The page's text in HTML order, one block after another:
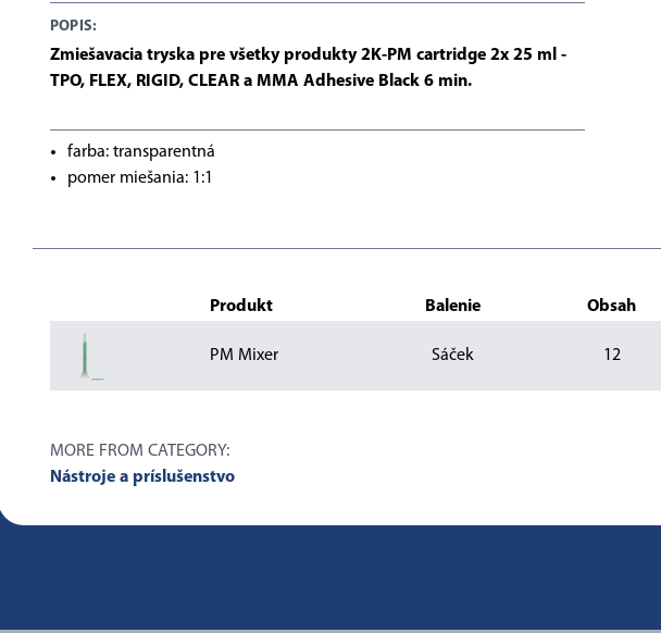
POPIS:
Zmiešavacia tryska pre všetky produkty 2K-PM cartridge 2x 25 ml -
TPO, FLEX, RIGID, CLEAR a MMA Adhesive Black 6 min.
farba: transparentná
pomer miešania: 1:1
Produkt Balenie Obsah
PM Mixer Sáček 12
MORE FROM CATEGORY:
Nástroje a príslušenstvo